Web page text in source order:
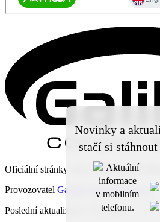
Novinky a
stačí si
Oficiální stránky obce Čechy pod
Provozovatel Galileo Corporation s.r.o.
Poslední aktualizace: 7. 8. 2026